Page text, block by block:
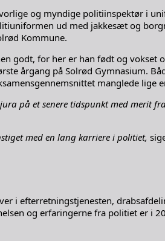
og myndige politiinspektør i
ud med jakkesæt og
Kommune.
godt, for her er han født og
årgang på Solrød Gymnasium.
manglede lige
på et senere tidspunkt med merit
med en lang karriere i politiet,
i efterretningstjenesten,
og erfaringerne fra politiet er i